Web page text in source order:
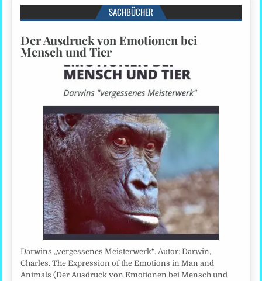
SACHBÜCHER
Der Ausdruck von Emotionen bei
Mensch und Tier
Darwins „vergessenes Meisterwerk“. Autor: Darwin,
Charles. The Expression of the Emotions in Man and
Animals (Der Ausdruck von Emotionen bei Mensch und